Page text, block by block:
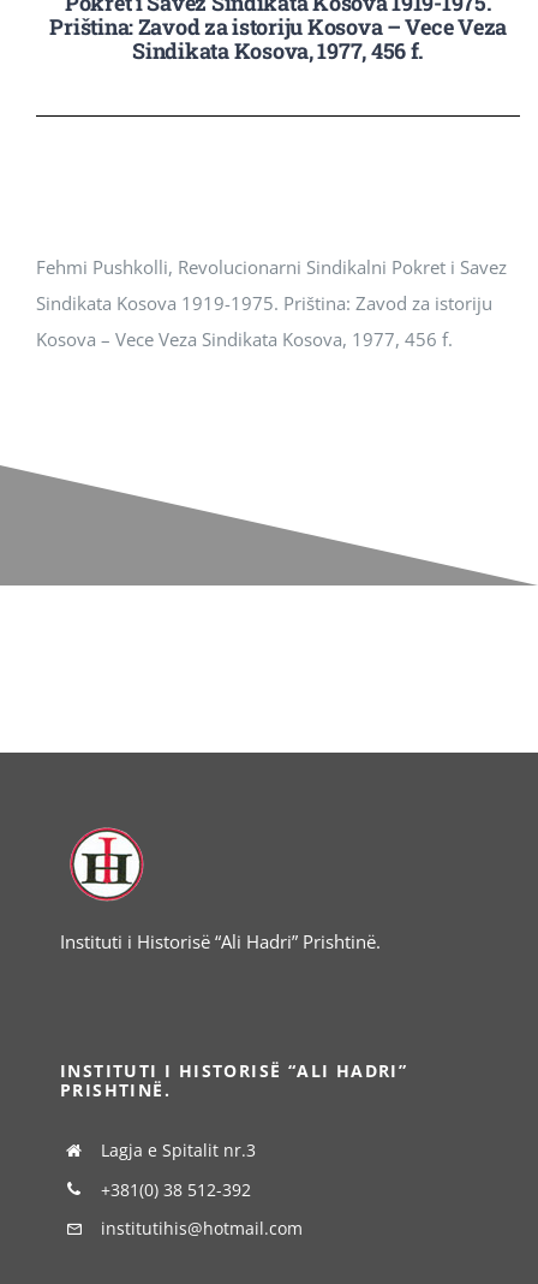
Revista Kosova
Njoftimet & Konkurset
Priština: Zavod za istoriju Kosova – Vece Veza
Sindikata Kosova, 1977, 456 f.
Fehmi Pushkolli, Revolucionarni Sindikalni Pokret i Savez
Sindikata Kosova 1919-1975. Priština: Zavod za istoriju
Kosova – Vece Veza Sindikata Kosova, 1977, 456 f.
Instituti i Historisë “Ali Hadri” Prishtinë.
INSTITUTI I HISTORISË “ALI HADRI”
PRISHTINË.
Lagja e Spitalit nr.3
+381(0) 38 512-392
institutihis@hotmail.com